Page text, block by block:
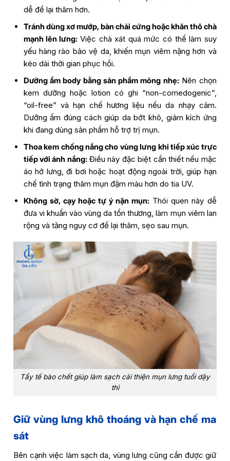
dễ để lại thâm hơn.
Tránh dùng xơ mướp, bàn chải cứng hoặc khăn thô chà
mạnh lên lưng:Việc chà xát quá mức có thể làm suy
yếu hàng rào bảo vệ da, khiến mụn viêm nặng hơn và
kéo dài thời gian phục hồi.
Dưỡng ẩm body bằng sản phẩm mỏng nhẹ:Nên chọn
kem dưỡng hoặc lotion có ghi “non-comedogenic”,
“oil-free” và hạn chế hương liệu nếu da nhạy cảm.
Dưỡng ẩm đúng cách giúp da bớt khô, giảm kích ứng
khi đang dùng sản phẩm hỗ trợ trị mụn.
Thoa kem chống nắng cho vùng lưng khi tiếp xúc trực
tiếp với ánh nắng:Điều này đặc biệt cần thiết nếu mặc
áo hở lưng, đi bơi hoặc hoạt động ngoài trời, giúp hạn
chế tình trạng thâm mụn đậm màu hơn do tia UV.
Không sờ, cạy hoặc tự ý nặn mụn:Thói quen này dễ
đưa vi khuẩn vào vùng da tổn thương, làm mụn viêm lan
rộng và tăng nguy cơ để lại thâm, sẹo sau mụn.
Tẩy tế bào chết giúp làm sạch cải thiện mụn lưng tuổi dậy
thì
Giữ vùng lưng khô thoáng và hạn chế ma
sát
Bên cạnh việc làm sạch da, vùng lưng cũng cần được giữ